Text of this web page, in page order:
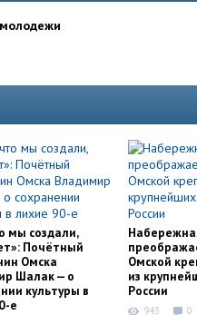
мы создали,
Почётный
Омска
Шалак — о
культуры в
е
Омской
из
России
943 0